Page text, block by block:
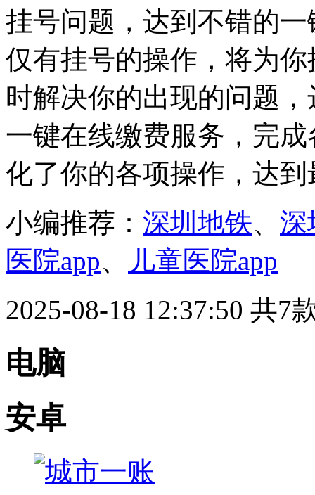
挂号问题，达到不错的
仅有挂号的操作，将为
时解决你的出现的问题
一键在线缴费服务，完
化了你的各项操作，达
小编推荐： 深圳地铁、 深
医院app、
儿童医院app
2025-08-18 12:37:50 共7
电脑
安卓